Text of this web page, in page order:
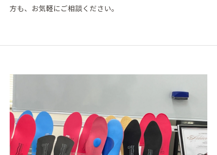
方も、お気軽にご相談ください。